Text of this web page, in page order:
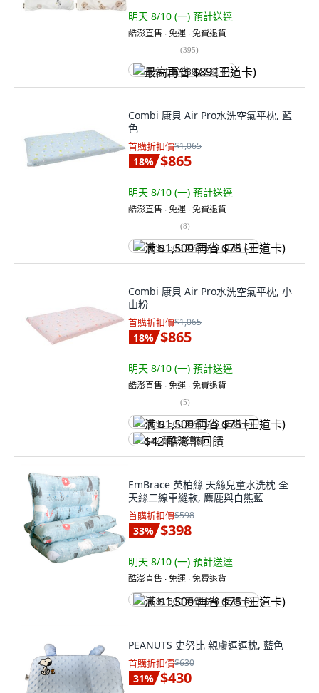
明天 8/10 (一) 預計送達
酷澎直售 ∙ 免運 ∙ 免費退貨
(395)
最高再省 $89 (王道卡)
Combi 康貝 Air Pro水洗空氣平枕, 藍
色
首購折扣價$1,065
18% $865
明天 8/10 (一) 預計送達
酷澎直售 ∙ 免運 ∙ 免費退貨
(8)
满 $1,500 再省 $75 (王道卡)
Combi 康貝 Air Pro水洗空氣平枕, 小
山粉
首購折扣價$1,065
18% $865
明天 8/10 (一) 預計送達
酷澎直售 ∙ 免運 ∙ 免費退貨
(5)
满 $1,500 再省 $75 (王道卡)
$42 酷澎幣回饋
EmBrace 英柏絲 天絲兒童水洗枕 全
天絲二線車縫款, 麋鹿與白熊藍
首購折扣價$598
33% $398
明天 8/10 (一) 預計送達
酷澎直售 ∙ 免運 ∙ 免費退貨
满 $1,500 再省 $75 (王道卡)
PEANUTS 史努比 親膚逗逗枕, 藍色
首購折扣價$630
31% $430